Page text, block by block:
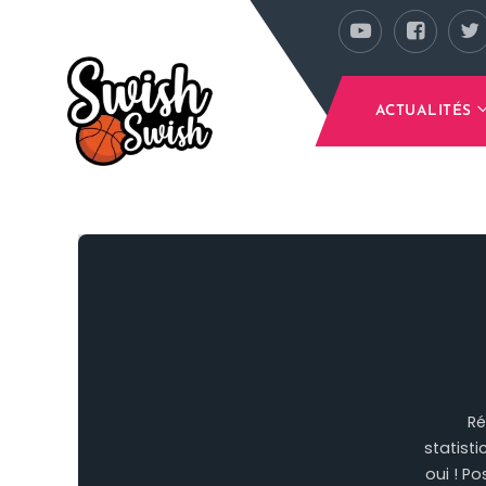
Se rendre au contenu principal
ACTUALITÉS
oui !